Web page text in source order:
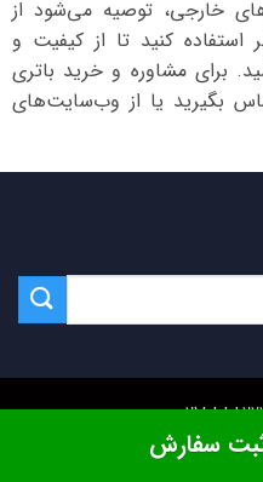
خارجی، توصیه می‌شود از
استفاده کنید تا از کیفیت و
برای مشاوره و خرید باتری
بگیرید یا از وب‌سایت‌های
بهکیان باتری
سفارش